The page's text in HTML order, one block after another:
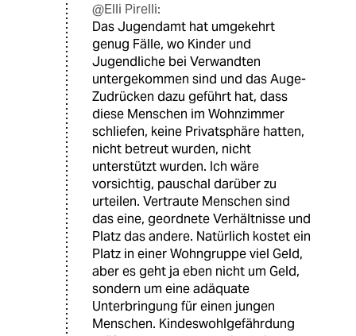
@Elli Pirelli:
Das Jugendamt hat umgekehrt
genug Fälle, wo Kinder und
Jugendliche bei Verwandten
untergekommen sind und das Auge-
Zudrücken dazu geführt hat, dass
diese Menschen im Wohnzimmer
schliefen, keine Privatsphäre hatten,
nicht betreut wurden, nicht
unterstützt wurden. Ich wäre
vorsichtig, pauschal darüber zu
urteilen. Vertraute Menschen sind
das eine, geordnete Verhältnisse und
Platz das andere. Natürlich kostet ein
Platz in einer Wohngruppe viel Geld,
aber es geht ja eben nicht um Geld,
sondern um eine adäquate
Unterbringung für einen jungen
Menschen. Kindeswohlgefährdung